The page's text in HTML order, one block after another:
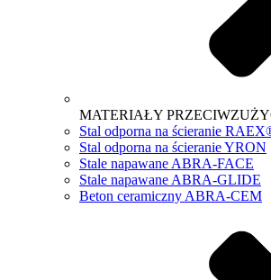
MATERIAŁY
Stal odporna na ścieranie
Stal odporna na ścieranie YRON
Stale napawane ABRA-FACE
Stale napawane ABRA-GLIDE
Beton ceramiczny ABRA-CEM